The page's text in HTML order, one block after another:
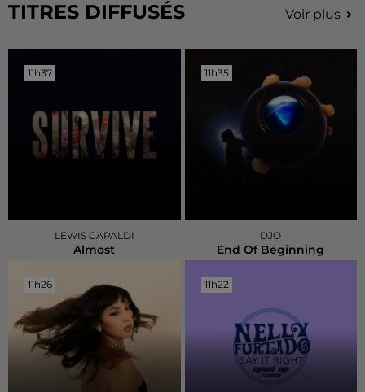
TITRES DIFFUSÉS Voir plus
11h37
11h37
LEWIS CAPALDI
Almost
11h35
11h35
DJO
End Of Beginning
11h26
11h26 11h22
11h22